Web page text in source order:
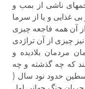
ناشی از بمب و
بی غذایی و یا از سرما
آن همه فاجعه چیزی
چیزی از آن تراژدی
مردمان بلادیده و
که چه گذشته و چه
حدود نود سال (